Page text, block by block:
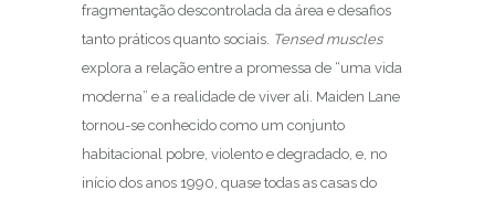
fragmentação descontrolada da área e desafios
tanto práticos quanto sociais. Tensed muscles
explora a relação entre a promessa de “uma vida
moderna” e a realidade de viver ali. Maiden Lane
tornou-se conhecido como um conjunto
habitacional pobre, violento e degradado, e, no
início dos anos 1990, quase todas as casas do